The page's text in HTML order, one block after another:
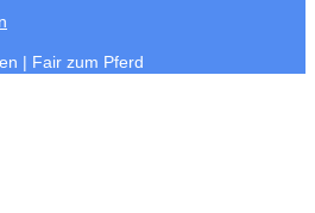
| Fair zum Pferd